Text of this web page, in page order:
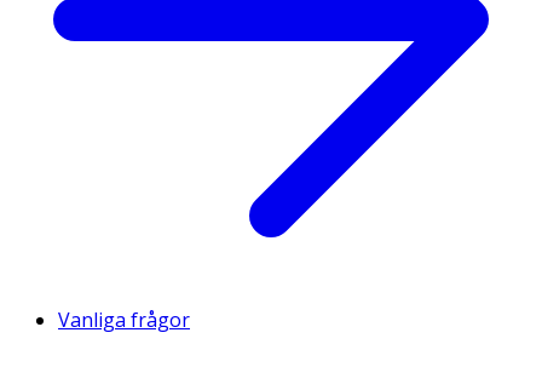
Vanliga frågor